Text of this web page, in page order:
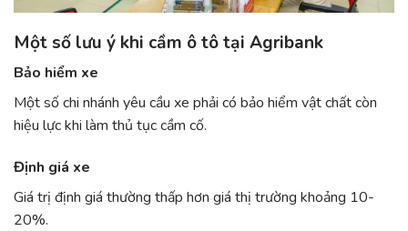
Một số lưu ý khi cầm ô tô tại Agribank
Bảo hiểm xe
Một số chi nhánh yêu cầu xe phải có bảo hiểm vật chất còn
hiệu lực khi làm thủ tục cầm cố.
Định giá xe
Giá trị định giá thường thấp hơn giá thị trường khoảng 10-
20%.